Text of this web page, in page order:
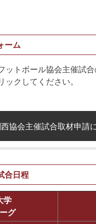
ーム
ットボール協会主催試
ックしてください。
協会主催試合取材申請
合日程
学
グ